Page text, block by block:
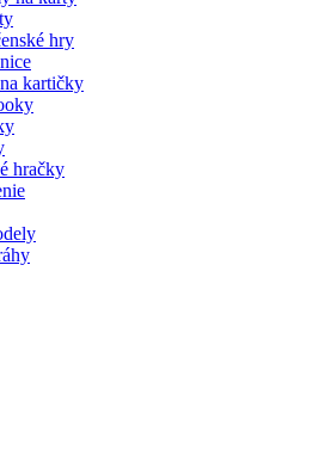
hry
kartičky
hračky